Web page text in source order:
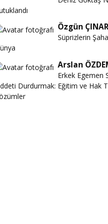
Özgün
Süprizlerin
Arslan
Erkek Egemen
Durdurmak: Eğitim ve Hak